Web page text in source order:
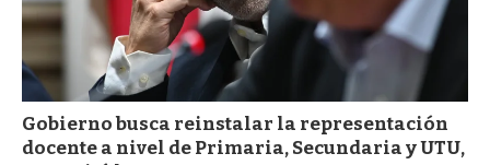
Gobierno busca reinstalar la representación
docente a nivel de Primaria, Secundaria y UTU,